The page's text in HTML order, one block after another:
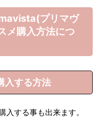
プリマヴ
メ購入方法につ
入する方法
入する事も出来ます。